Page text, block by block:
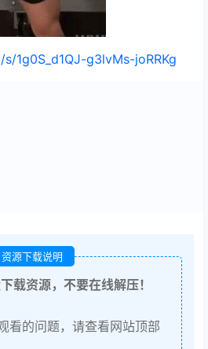
1g0S_d1QJ-g3lvMs-joRRKg
资源下载说明
载资源，不要在线解压！
看的问题，请查看网站顶部